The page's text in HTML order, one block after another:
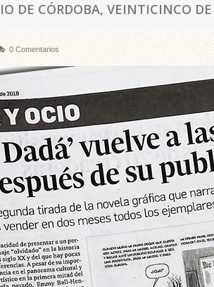
DE CÓRDOBA, VEINTICINCO
0 Comentarios